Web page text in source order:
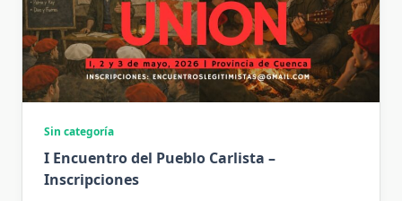
Sin categoría
I Encuentro del Pueblo Carlista –
Inscripciones